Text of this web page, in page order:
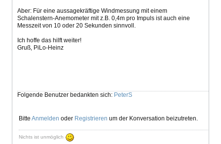
Aber: Für eine aussagekräftige Windmessung mit einem
Schalenstern-Anemometer mit z.B. 0,4m pro Impuls ist auch eine
Messzeit von 10 oder 20 Sekunden sinnvoll.
Ich hoffe das hilft weiter!
Gruß, PiLo-Heinz
Folgende Benutzer bedankten sich: PeterS
Bitte Anmelden oder Registrieren um der Konversation beizutreten.
Nichts ist unmöglich